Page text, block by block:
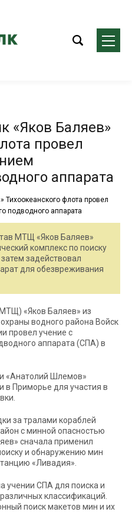
«Яков Баляев»
провел
аппарата
МТЩ «Яков Баляев»
комплекс по поиску
задействовал
для обезвреживания
«Яков Баляев» из
водного района Войск
провел учение с
аппарата (СПА) в
«Анатолий Шлемов»
в Приморье для участия в
за тралами кораблей
с минной опасностью
сначала применил
и обнаружению мин
«Ливадия».
учении СПА для поиска и
классификаций.
поиск макетов мин и их